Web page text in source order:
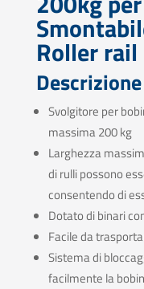
Roller rail
Descrizione
Svolgitore per
massima 200 kg
Larghezza
di rulli possono
consentendo di
Dotato di binari
Facile da
Sistema di
facilmente la